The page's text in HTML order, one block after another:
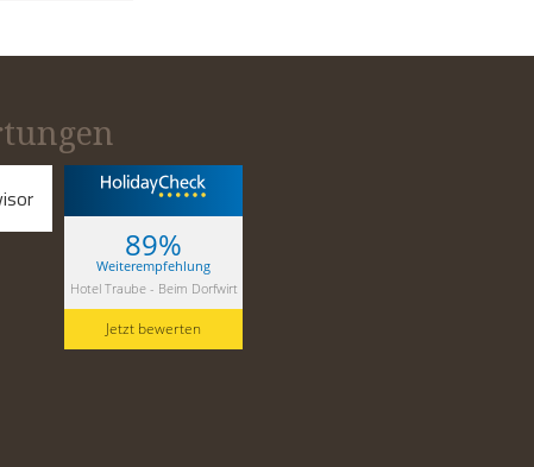
89%
Weiterempfehlung
Hotel Traube - Beim Dorfwirt
Jetzt bewerten